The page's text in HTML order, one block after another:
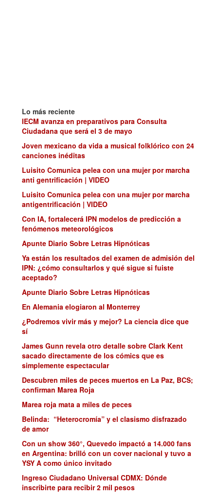
Lo más reciente
IECM avanza en preparativos para Consulta
Ciudadana que será el 3 de mayo
Joven mexicano da vida a musical folklórico con 24
canciones inéditas
Luisito Comunica pelea con una mujer por marcha
anti gentrificación | VIDEO
Luisito Comunica pelea con una mujer por marcha
antigentrificación | VIDEO
Con IA, fortalecerá IPN modelos de predicción a
fenómenos meteorológicos
Apunte Diario Sobre Letras Hipnóticas
Ya están los resultados del examen de admisión del
IPN: ¿cómo consultarlos y qué sigue si fuiste
aceptado?
Apunte Diario Sobre Letras Hipnóticas
En Alemania elogiaron al Monterrey
¿Podremos vivir más y mejor? La ciencia dice que
sí
James Gunn revela otro detalle sobre Clark Kent
sacado directamente de los cómics que es
simplemente espectacular
Descubren miles de peces muertos en La Paz, BCS;
confirman Marea Roja
Marea roja mata a miles de peces
Belinda: “Heterocromía” y el clasismo disfrazado
de amor
Con un show 360°, Quevedo impactó a 14.000 fans
en Argentina: brilló con un cover nacional y tuvo a
YSY A como único invitado
Ingreso Ciudadano Universal CDMX: Dónde
inscribirte para recibir 2 mil pesos